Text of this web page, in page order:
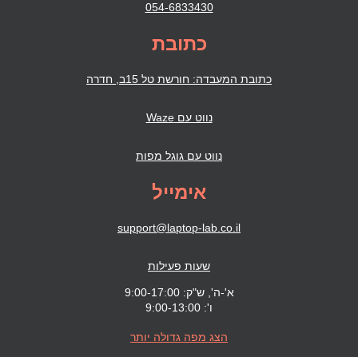
054-6833430
כתובת
כתובת המעבדה: חורשת טל 15ב, חדרה
נווט עם Waze
נווט עם גוגל מפות
אימייל
support@laptop-lab.co.il
שעות פעילות
א'-ה', ש"ק: 9:00-17:00
ו': 9:00-13:00
הצג מפה גדולה יותר